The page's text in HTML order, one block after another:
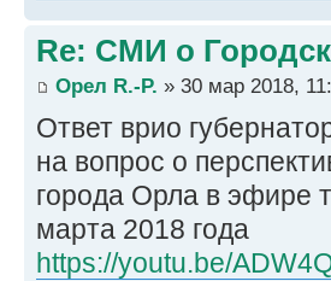
Re: СМИ о
Орел R.-P. » 30 мар 2018,
Ответ врио
на вопрос о
города Орла в эфире
марта 2018 года
https://youtu.be/